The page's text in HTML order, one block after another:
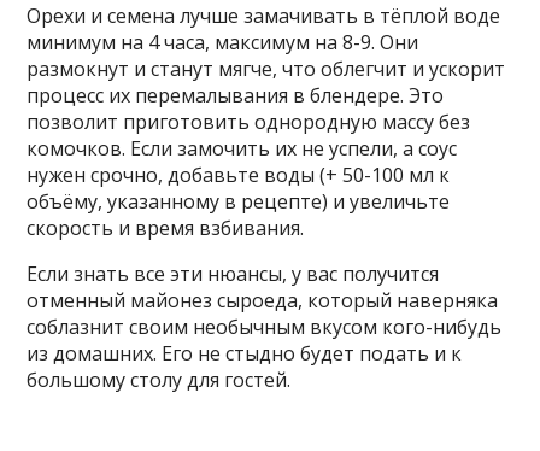
Орехи и семена лучше замачивать в тёплой воде
минимум на 4 часа, максимум на 8-9. Они
размокнут и станут мягче, что облегчит и ускорит
процесс их перемалывания в блендере. Это
позволит приготовить однородную массу без
комочков. Если замочить их не успели, а соус
нужен срочно, добавьте воды (+ 50-100 мл к
объёму, указанному в рецепте) и увеличьте
скорость и время взбивания.
Если знать все эти нюансы, у вас получится
отменный майонез сыроеда, который наверняка
соблазнит своим необычным вкусом кого-нибудь
из домашних. Его не стыдно будет подать и к
большому столу для гостей.